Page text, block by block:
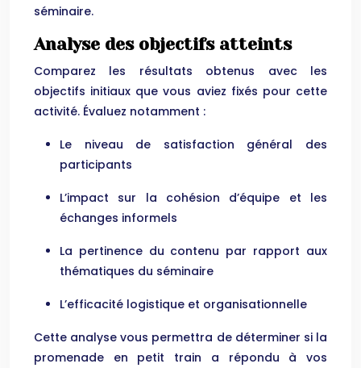
séminaire.
Analyse des objectifs atteints
Comparez les résultats obtenus avec les
objectifs initiaux que vous aviez fixés pour cette
activité. Évaluez notamment :
Le niveau de satisfaction général des
participants
L’impact sur la cohésion d’équipe et les
échanges informels
La pertinence du contenu par rapport aux
thématiques du séminaire
L’efficacité logistique et organisationnelle
Cette analyse vous permettra de déterminer si la
promenade en petit train a répondu à vos